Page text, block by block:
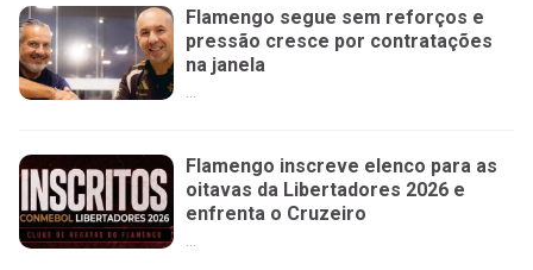
Flamengo segue sem reforços e
pressão cresce por contratações
na janela
Flamengo inscreve elenco para as
oitavas da Libertadores 2026 e
enfrenta o Cruzeiro
...